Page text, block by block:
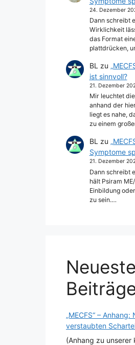
24. Dezember
Dann schreibt
Wirklichkeit
das Format
plattdrücken,
BL zu
ist sinnvoll?
21. Dezember
Mir leuchtet
anhand der
liegt es nahe,
zu einem
BL zu
Symptome
21. Dezember
Dann schreibt
hält Psiram
Einbildung
zu sein.…
Neueste
„MECFS“ –
verstaubten
(Anhang zu unserer